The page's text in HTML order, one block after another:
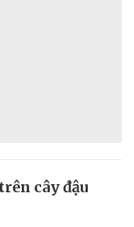
cây đậu